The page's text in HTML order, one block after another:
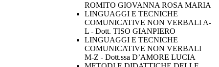
ROMITO GIOVANNA ROSA MARIA
LINGUAGGI E TECNICHE
COMUNICATIVE NON VERBALI A-
L - Dott. TISO GIANPIERO
LINGUAGGI E TECNICHE
COMUNICATIVE NON VERBALI
M-Z - Dott.ssa D’AMORE LUCIA